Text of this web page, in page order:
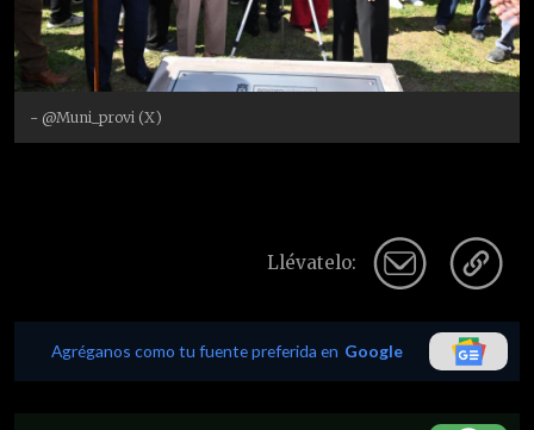
- @Muni_provi (X)
Llévatelo:
Agréganos como tu fuente preferida en Google